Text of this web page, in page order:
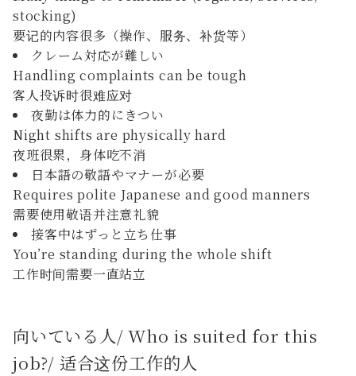
stocking)
要记的内容很多（操作、服务、补货等）
クレーム対応が難しい
Handling complaints can be tough
客人投诉时很难应对
夜勤は体力的にきつい
Night shifts are physically hard
夜班很累，身体吃不消
日本語の敬語やマナーが必要
Requires polite Japanese and good manners
需要使用敬语并注意礼貌
接客中はずっと立ち仕事
You’re standing during the whole shift
工作时间需要一直站立
向いている人/ Who is suited for this
job?/ 适合这份工作的人